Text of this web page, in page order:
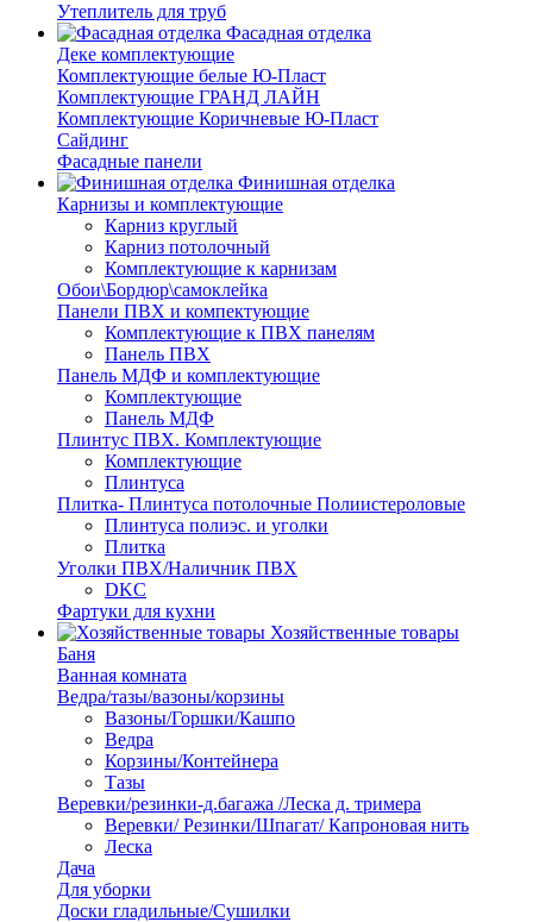
Утеплитель для труб
Фасадная отделка
Деке комплектующие
Комплектующие белые Ю-Пласт
Комплектующие ГРАНД ЛАЙН
Комплектующие Коричневые Ю-Пласт
Сайдинг
Фасадные панели
Финишная отделка
Карнизы и комплектующие
Карниз круглый
Карниз потолочный
Комплектующие к карнизам
Обои\Бордюр\самоклейка
Панели ПВХ и компектующие
Комплектующие к ПВХ панелям
Панель ПВХ
Панель МДФ и комплектующие
Комплектующие
Панель МДФ
Плинтус ПВХ. Комплектующие
Комплектующие
Плинтуса
Плитка- Плинтуса потолочные Полиистероловые
Плинтуса полиэс. и уголки
Плитка
Уголки ПВХ/Наличник ПВХ
DKC
Фартуки для кухни
Хозяйственные товары
Баня
Ванная комната
Ведра/тазы/вазоны/корзины
Вазоны/Горшки/Кашпо
Ведра
Корзины/Контейнера
Тазы
Веревки/резинки-д.багажа /Леска д. тримера
Веревки/ Резинки/Шпагат/ Капроновая нить
Леска
Дача
Для уборки
Доски гладильные/Сушилки